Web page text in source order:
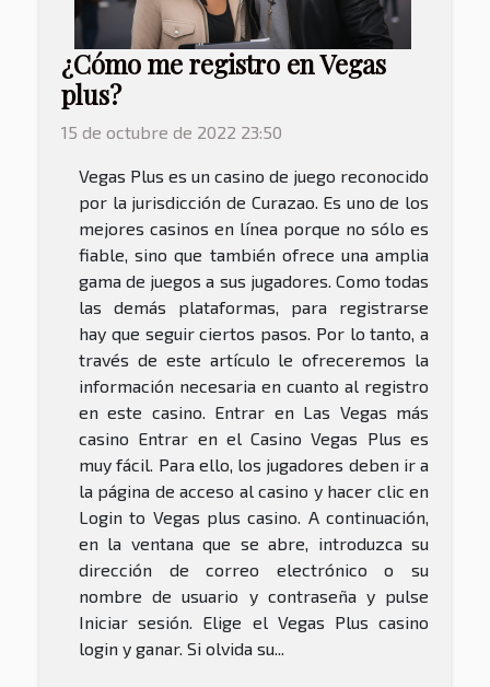
¿Cómo me registro en Vegas
plus?
15 de octubre de 2022 23:50
Vegas Plus es un casino de juego reconocido
por la jurisdicción de Curazao. Es uno de los
mejores casinos en línea porque no sólo es
fiable, sino que también ofrece una amplia
gama de juegos a sus jugadores. Como todas
las demás plataformas, para registrarse
hay que seguir ciertos pasos. Por lo tanto, a
través de este artículo le ofreceremos la
información necesaria en cuanto al registro
en este casino. Entrar en Las Vegas más
casino Entrar en el Casino Vegas Plus es
muy fácil. Para ello, los jugadores deben ir a
la página de acceso al casino y hacer clic en
Login to Vegas plus casino. A continuación,
en la ventana que se abre, introduzca su
dirección de correo electrónico o su
nombre de usuario y contraseña y pulse
Iniciar sesión. Elige el Vegas Plus casino
login y ganar. Si olvida su...